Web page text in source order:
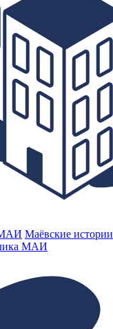
МАИ Маёвские
МАИ